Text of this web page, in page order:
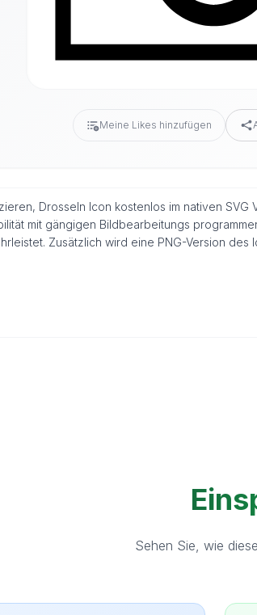
Meine Likes hinzufügen
Drosseln Icon kostenlos im nativen
mit gängigen Bildbearbeitungs
Zusätzlich wird eine PNG-Version
Sehen Sie, wie